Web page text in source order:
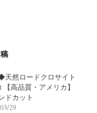
天然ロードクロサイト
【高品質・アメリカ】
ドカット
29